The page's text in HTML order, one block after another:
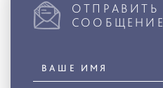
ОТПРАВИТЬ
СООБЩЕНИЕ